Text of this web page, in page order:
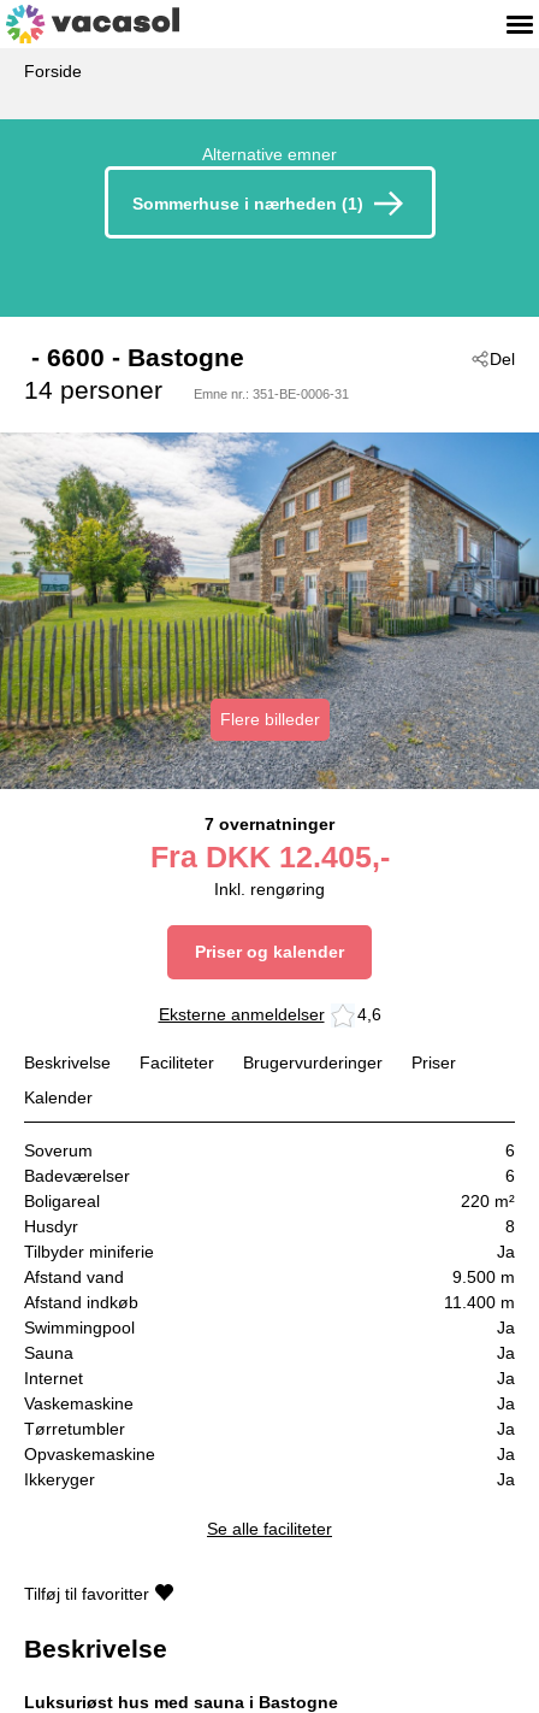
Forside
Alternative emner
Sommerhuse i nærheden (1)
Del
- 6600 - Bastogne
14 personer
Emne nr.: 351-BE-0006-31
Flere billeder
7 overnatninger
Fra DKK 12.405,-
Inkl. rengøring
Priser og kalender
Eksterne anmeldelser 4,6
Beskrivelse Faciliteter Brugervurderinger
Priser
Kalender
Soverum
6
Badeværelser
6
Boligareal
220 m²
Husdyr
8
Tilbyder miniferie
Ja
Afstand vand
9.500 m
Afstand indkøb
11.400 m
Swimmingpool
Ja
Sauna
Ja
Internet
Ja
Vaskemaskine
Ja
Tørretumbler
Ja
Opvaskemaskine
Ja
Ikkeryger
Ja
Se alle faciliteter
Tilføj til favoritter
Beskrivelse
Luksuriøst hus med sauna i Bastogne